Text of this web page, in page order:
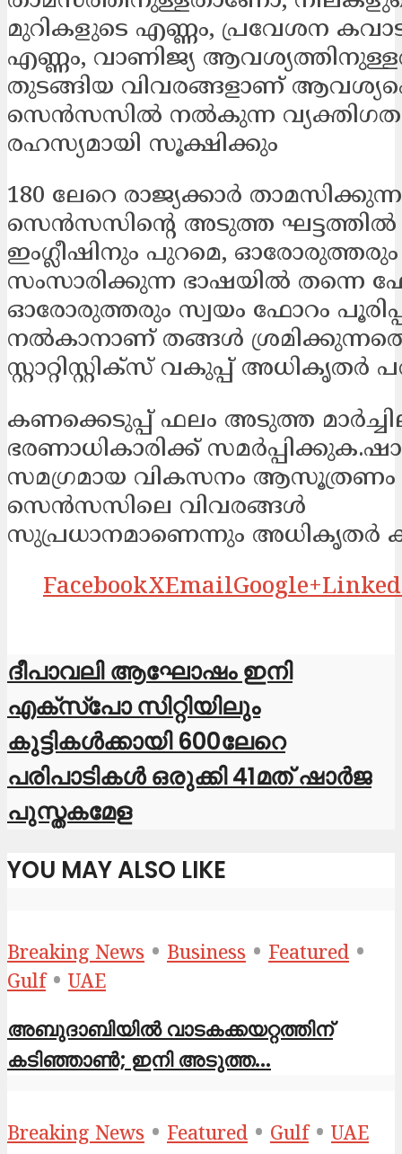
മുറികളുടെ എണ്ണം, പ്രവേശന
എണ്ണം, വാണിജ്യ
തുടങ്ങിയ വിവരങ്ങളാണ്
സെൻസസിൽ നൽകുന്ന വ്യക്തിഗത
രഹസ്യമായി സൂക്ഷിക്കും
180 ലേറെ രാജ്യക്കാർ
സെൻസസിന്റെ അടുത്ത
ഇംഗ്ലീഷിനും പുറമെ, ഓരോരുത്തരും
സംസാരിക്കുന്ന ഭാഷയിൽ തന്നെ
ഓരോരുത്തരും സ്വയം ഫോറം
നൽകാനാണ് തങ്ങൾ
സ്റ്റാറ്റിസ്റ്റിക്സ് വകുപ്പ് അധികൃതർ
കണക്കെടുപ്പ് ഫലം അടുത്ത
ഭരണാധികാരിക്ക്
സമഗ്രമായ വികസനം ആസൂത്രണം
സെൻസസിലെ വിവരങ്ങൾ
സുപ്രധാനമാണെന്നും അധികൃതർ
FacebookXEmailGoogle+
ദീപാവലി ആഘോഷം ഇനി
എക്സ്പോ സിറ്റിയിലും
കുട്ടികൾക്കായി 600ലേറെ
പരിപാടികൾ ഒരുക്കി 41മത് ഷാർജ
പുസ്തകമേള
YOU MAY ALSO LIKE
Breaking News • Business • Featured •
Gulf • UAE
അബുദാബിയിൽ വാടകക്കയറ്റത്തിന്
കടിഞ്ഞാൺ; ഇനി അടുത്ത...
Breaking News • Featured • Gulf • UAE